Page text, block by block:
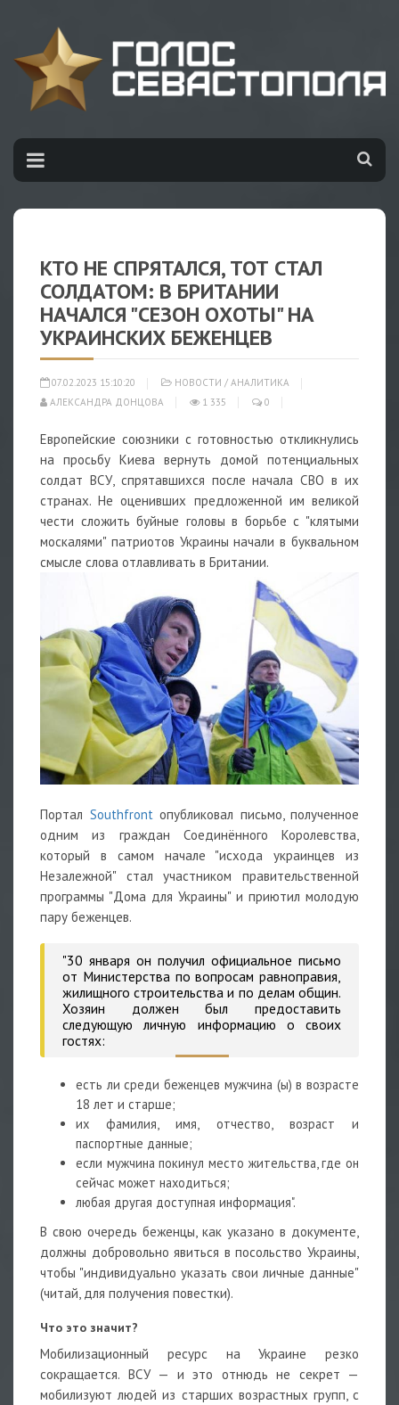
КТО НЕ СПРЯТАЛСЯ, ТОТ СТАЛ
СОЛДАТОМ: В БРИТАНИИ
НАЧАЛСЯ "СЕЗОН ОХОТЫ" НА
УКРАИНСКИХ БЕЖЕНЦЕВ
07.02.2023 15:10:20 НОВОСТИ / АНАЛИТИКА
АЛЕКСАНДРА ДОНЦОВА
1 335 0
Европейские союзники с готовностью откликнулись
на просьбу Киева вернуть домой потенциальных
солдат ВСУ, спрятавшихся после начала СВО в их
странах. Не оценивших предложенной им великой
чести сложить буйные головы в борьбе с "клятыми
москалями" патриотов Украины начали в буквальном
смысле слова отлавливать в Британии.
Портал Southfrontопубликовал письмо, полученное
одним из граждан Соединённого Королевства,
который в самом начале "исхода украинцев из
Незалежной" стал участником правительственной
программы "Дома для Украины" и приютил молодую
пару беженцев.
"30 января он получил официальное письмо
от Министерства по вопросам равноправия,
жилищного строительства и по делам общин.
Хозяин должен был предоставить
следующую личную информацию о своих
гостях:
есть ли среди беженцев мужчина (ы) в возрасте
18 лет и старше;
их фамилия, имя, отчество, возраст и
паспортные данные;
если мужчина покинул место жительства, где он
сейчас может находиться;
любая другая доступная информация".
В свою очередь беженцы, как указано в документе,
должны добровольно явиться в посольство Украины,
чтобы "индивидуально указать свои личные данные"
(читай, для получения повестки).
Что это значит?
Мобилизационный ресурс на Украине резко
сокращается. ВСУ — и это отнюдь не секрет —
мобилизуют людей из старших возрастных групп, с